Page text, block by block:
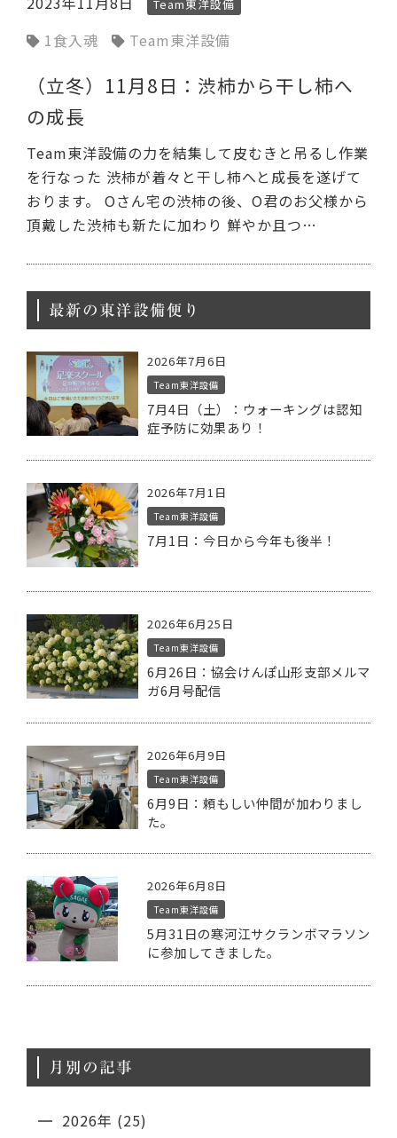
Team東洋設備
1食入魂 Team東洋設備
（立冬）11月8日：渋柿から干し柿へ
の成長
Team東洋設備の力を結集して皮むきと吊るし作業
を行なった 渋柿が着々と干し柿へと成長を遂げて
おります。 Oさん宅の渋柿の後、O君のお父様から
頂戴した渋柿も新たに加わり 鮮やか且つ…
最新の東洋設備便り
2026年7月6日
Team東洋設備
7月4日（土）：ウォーキングは認知
症予防に効果あり！
2026年7月1日
Team東洋設備
7月1日：今日から今年も後半！
2026年6月25日
Team東洋設備
6月26日：協会けんぽ山形支部メルマ
ガ6月号配信
2026年6月9日
Team東洋設備
6月9日：頼もしい仲間が加わりまし
た。
2026年6月8日
Team東洋設備
5月31日の寒河江サクランボマラソン
に参加してきました。
月別の記事
2026年 (25)